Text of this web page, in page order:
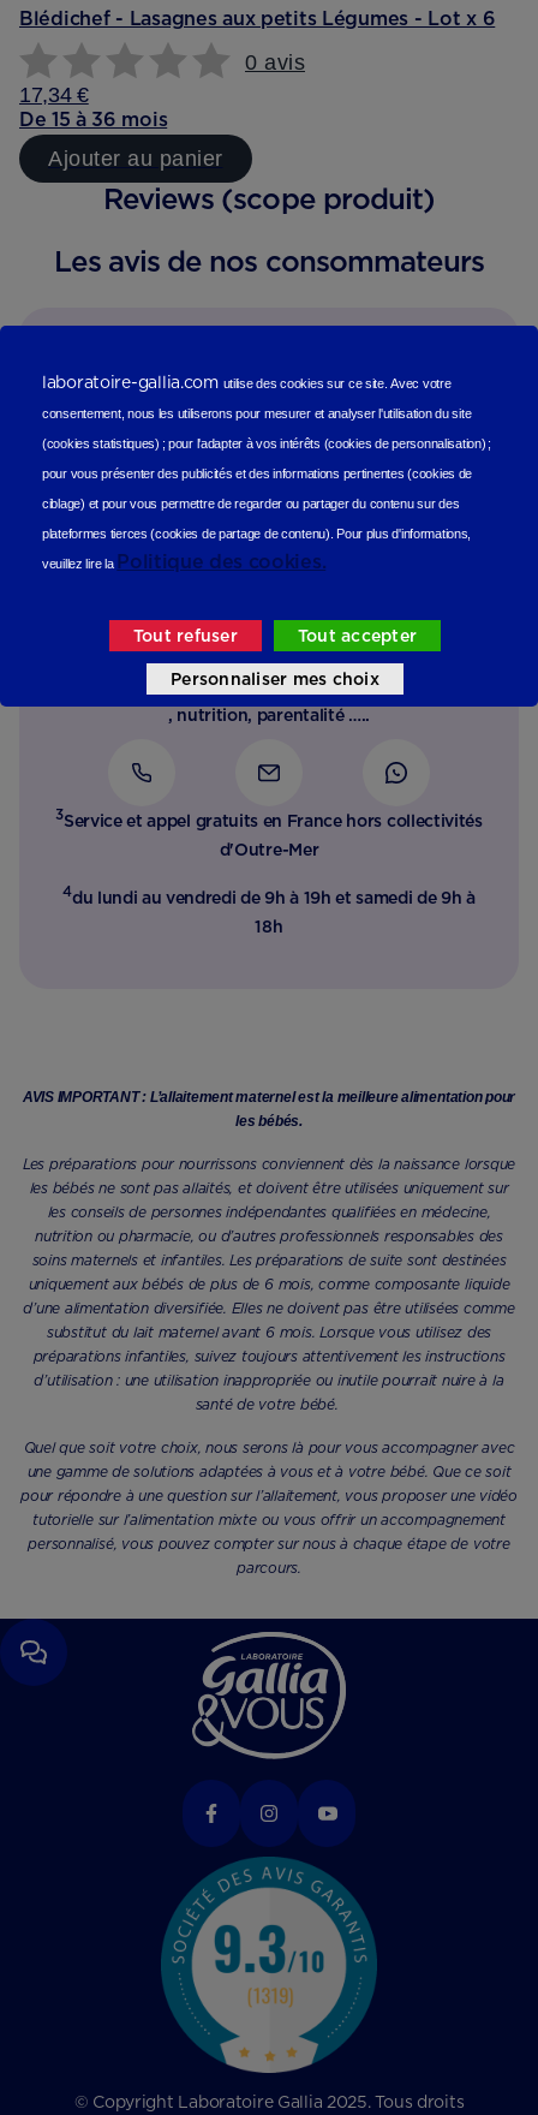
Blédichef - Lasagnes aux petits Légumes - Lot x 6
0 avis
17,34 €
De 15 à 36 mois
Ajouter au panier
Reviews (scope produit)
Les avis de nos consommateurs
Besoin d’un conseil, d’une
Notre équipe d’experts de la petite enfance est à votre
disposition jour et nuit que ce soit pour parler produits
, nutrition, parentalité …..
3Service et appel gratuits en France hors collectivités
d'Outre-Mer​
4du lundi au vendredi de 9h à 19h et samedi de 9h à
18h
AVIS IMPORTANT : L’allaitement maternel est la meilleure alimentation pour
les bébés.
Les préparations pour nourrissons conviennent dès la naissance lorsque
les bébés ne sont pas allaités, et doivent être utilisées uniquement sur
les conseils de personnes indépendantes qualifiées en médecine,
nutrition ou pharmacie, ou d’autres professionnels responsables des
soins maternels et infantiles. Les préparations de suite sont destinées
uniquement aux bébés de plus de 6 mois, comme composante liquide
d’une alimentation diversifiée. Elles ne doivent pas être utilisées comme
substitut du lait maternel avant 6 mois. Lorsque vous utilisez des
préparations infantiles, suivez toujours attentivement les instructions
d’utilisation : une utilisation inappropriée ou inutile pourrait nuire à la
santé de votre bébé.
Quel que soit votre choix, nous serons là pour vous accompagner avec
une gamme de solutions adaptées à vous et à votre bébé. Que ce soit
pour répondre à une question sur l’allaitement, vous proposer une vidéo
tutorielle sur l’alimentation mixte ou vous offrir un accompagnement
personnalisé, vous pouvez compter sur nous à chaque étape de votre
parcours.
© Copyright Laboratoire Gallia 2025. Tous droits
laboratoire-gallia.com utilise des cookies sur ce site.Avec votre
consentement, nous les utiliseronspour mesurer et analyser l'utilisation du site
(cookies statistiques) ;pour l'adapter à vos intérêts (cookies de personnalisation) ;
pour vous présenter des publicités et des informations pertinentes (cookies de
ciblage) et pour vous permettre de regarder ou partager du contenu sur des
plateformes tierces (cookies de partage de contenu). Pour plus d'informations,
veuillez lire la Politique des cookies.
Tout refuser Tout accepter
Personnaliser mes choix